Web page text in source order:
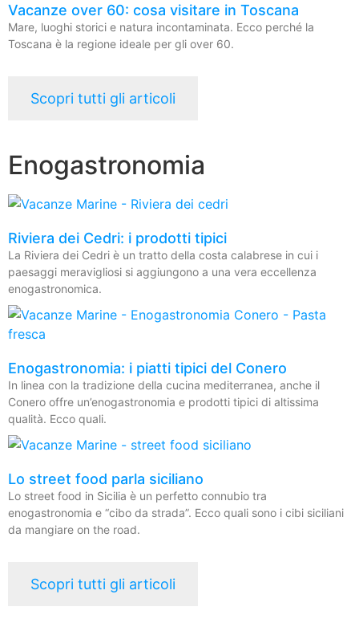
Vacanze over 60: cosa visitare in Toscana
Mare, luoghi storici e natura incontaminata. Ecco perché la
Toscana è la regione ideale per gli over 60.
Scopri tutti gli articoli
Enogastronomia
Riviera dei Cedri: i prodotti tipici
La Riviera dei Cedri è un tratto della costa calabrese in cui i
paesaggi meravigliosi si aggiungono a una vera eccellenza
enogastronomica.
Enogastronomia: i piatti tipici del Conero
In linea con la tradizione della cucina mediterranea, anche il
Conero offre un’enogastronomia e prodotti tipici di altissima
qualità. Ecco quali.
Lo street food parla siciliano
Lo street food in Sicilia è un perfetto connubio tra
enogastronomia e “cibo da strada”. Ecco quali sono i cibi siciliani
da mangiare on the road.
Scopri tutti gli articoli